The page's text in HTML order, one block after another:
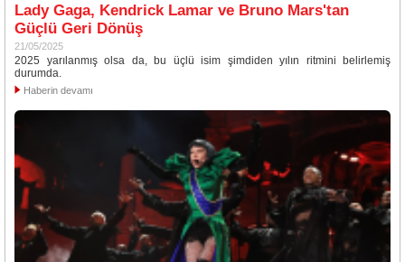
Lady Gaga, Kendrick Lamar ve Bruno Mars'tan
Güçlü Geri Dönüş
21/05/2025
2025 yarılanmış olsa da, bu üçlü isim şimdiden yılın ritmini belirlemiş
durumda.
Haberin devamı